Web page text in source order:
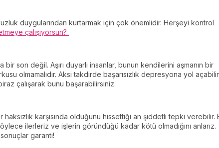
duygularından kurtarmak için çok önemlidir. Herşeyi kontrol
çalışıyorsun?
bir son değil. Aşırı duyarlı insanlar, bunun kendilerini aşmanın bir
olmamalıdır. Aksi takdirde başarısızlık depresyona yol
çalışarak bunu başarabilirsiniz.
haksızlık karşısında olduğunu hissettiği an şiddetli tepki verebilir.
ilerleriz ve işlerin göründüğü kadar kötü olmadığını anlarız.
garanti!